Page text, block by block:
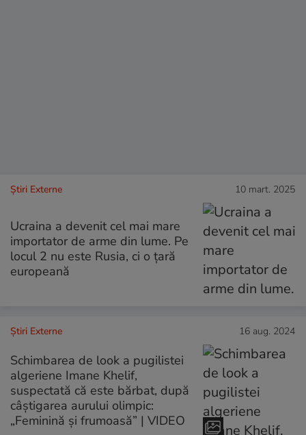
Știri Externe 10 mart. 2025
Ucraina a devenit cel mai mare
importator de arme din lume. Pe
locul 2 nu este Rusia, ci o țară
europeană
Știri Externe 16 aug. 2024
Schimbarea de look a pugilistei
algeriene Imane Khelif,
suspectată că este bărbat, după
câștigarea aurului olimpic:
„Feminină și frumoasă” | VIDEO